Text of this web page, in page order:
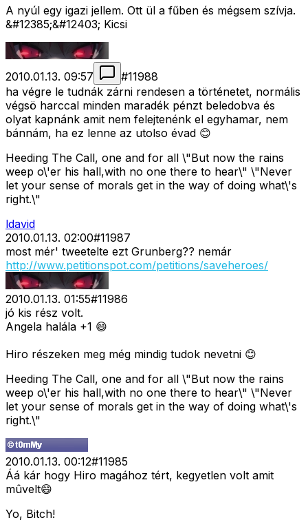
A nyúl egy igazi jellem. Ott ül a fűben és mégsem szívja.
&#12385;&#12403; Kicsi
2010.01.13. 09:57 #11988
ha végre le tudnák zárni rendesen a történetet, normális
végsö harccal minden maradék pénzt beledobva és
olyat kapnánk amit nem felejtenénk el egyhamar, nem
bánnám, ha ez lenne az utolso évad 😊
Heeding The Call, one and for all \"But now the rains
weep o\'er his hall,with no one there to hear\" \"Never
let your sense of morals get in the way of doing what\'s
right.\"
ldavid
2010.01.13. 02:00#11987
most mér' tweetelte ezt Grunberg?? nemár
http://www.petitionspot.com/petitions/saveheroes/
2010.01.13. 01:55#11986
jó kis rész volt.
Angela halála +1 😄
Hiro részeken meg még mindig tudok nevetni 😊
Heeding The Call, one and for all \"But now the rains
weep o\'er his hall,with no one there to hear\" \"Never
let your sense of morals get in the way of doing what\'s
right.\"
2010.01.13. 00:12#11985
Áá kár hogy Hiro magához tért, kegyetlen volt amit
mûvelt😄
Yo, Bitch!